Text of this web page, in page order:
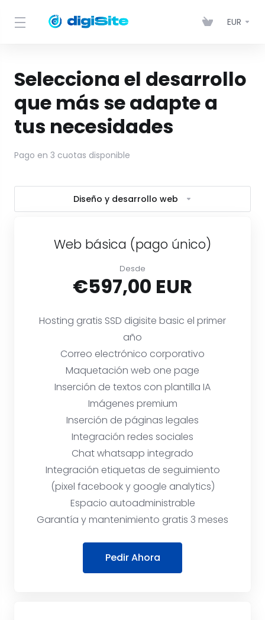
EUR
Selecciona el desarrollo
que más se adapte a
tus necesidades
Pago en 3 cuotas disponible
Diseño y desarrollo web
Web básica (pago único)
Desde
€597,00 EUR
Hosting gratis SSD digisite basic el primer
año
Correo electrónico corporativo
Maquetación web one page
Inserción de textos con plantilla IA
Imágenes premium
Inserción de páginas legales
Integración redes sociales
Chat whatsapp integrado
Integración etiquetas de seguimiento
(pixel facebook y google analytics)
Espacio autoadministrable
Garantía y mantenimiento gratis 3 meses
Pedir Ahora